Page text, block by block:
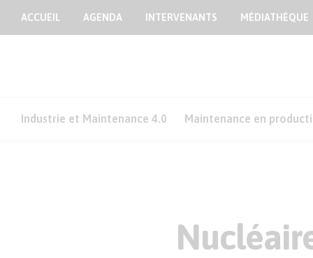
ACCUEIL AGENDA INTERVENANTS MÉDIATHÈQUE
Industrie et Maintenance 4.0 Maintenance en